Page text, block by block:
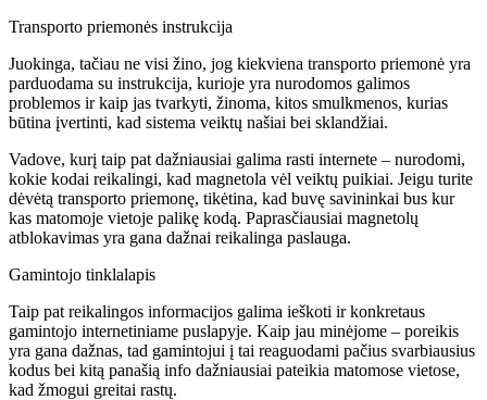
Transporto priemonės instrukcija
Juokinga, tačiau ne visi žino, jog kiekviena transporto priemonė yra
parduodama su instrukcija, kurioje yra nurodomos galimos
problemos ir kaip jas tvarkyti, žinoma, kitos smulkmenos, kurias
būtina įvertinti, kad sistema veiktų našiai bei sklandžiai.
Vadove, kurį taip pat dažniausiai galima rasti internete – nurodomi,
kokie kodai reikalingi, kad magnetola vėl veiktų puikiai. Jeigu turite
dėvėtą transporto priemonę, tikėtina, kad buvę savininkai bus kur
kas matomoje vietoje palikę kodą. Paprasčiausiai magnetolų
atblokavimas yra gana dažnai reikalinga paslauga.
Gamintojo tinklalapis
Taip pat reikalingos informacijos galima ieškoti ir konkretaus
gamintojo internetiniame puslapyje. Kaip jau minėjome – poreikis
yra gana dažnas, tad gamintojui į tai reaguodami pačius svarbiausius
kodus bei kitą panašią info dažniausiai pateikia matomose vietose,
kad žmogui greitai rastų.